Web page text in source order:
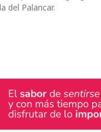
del Palancar.